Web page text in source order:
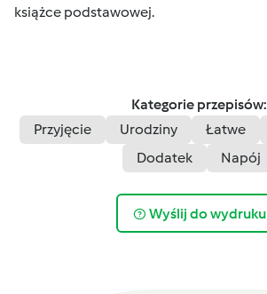
książce podstawowej.
Kategorie przepisów:
Przyjęcie
Urodziny Łatwe
Dodatek
Napój
Wyślij do wydruku